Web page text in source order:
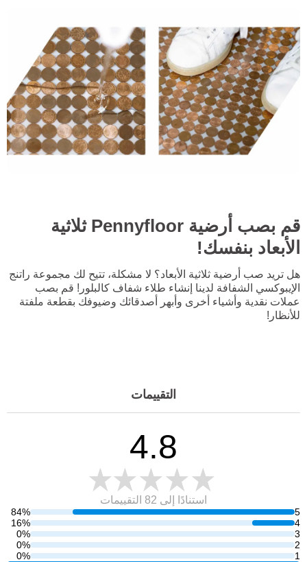
قم بصب أرضية Pennyfloor ثلاثية
الأبعاد بنفسك!
هل تريد صب أرضية ثلاثية الأبعاد؟ لا مشكلة، تتيح لك مجموعة راتنج
الإيبوكسي الشفافة لدينا إنشاء طلاء شفاف كالبلور! قم بصب
عملات نقدية وأشياء أخرى وأبهر أصدقائك وضيوفك بقطعة ملفتة
للأنظار!
التقييمات
5
84%
4
16%
3
0%
2
0%
1
0%
4.8
استنادًا إلى 82 التقييمات